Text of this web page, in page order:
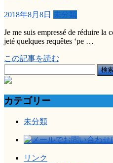
2018年8月8日 未分類
Je me suis empressé de réduire la
jeté quelques requêtes ‘pe …
この記事を読む
索:
カテゴリー
未分類
リンク